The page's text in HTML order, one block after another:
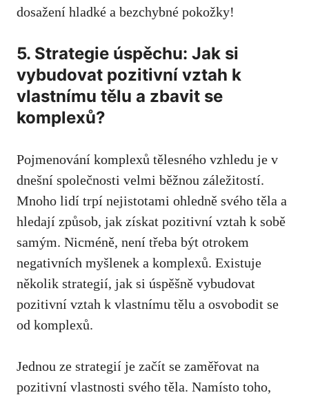
dosažení ‌hladké a bezchybné pokožky!
5. ‍Strategie ⁤úspěchu: Jak si
⁣vybudovat pozitivní vztah k
vlastnímu tělu a zbavit se
komplexů?
Pojmenování komplexů​ tělesného vzhledu je v
dnešní společnosti velmi běžnou záležitostí.
Mnoho​ lidí ⁣trpí nejistotami ohledně ​svého⁢ těla a
hledají způsob, jak získat pozitivní vztah k sobě
samým. Nicméně, není třeba být otrokem
negativních myšlenek a komplexů. Existuje
⁢několik strategií, jak si úspěšně vybudovat
pozitivní vztah k‍ vlastnímu⁣ tělu a osvobodit se
od​ komplexů.
Jednou ze strategií je začít se zaměřovat ⁣na
pozitivní vlastnosti svého těla. Namísto toho,